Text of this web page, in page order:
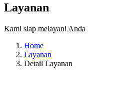
Layanan
Kami siap melayani Anda
Home
Layanan
Detail Layanan